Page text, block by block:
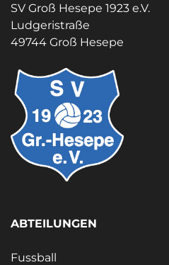
SV Groß Hesepe 1923 e.V.
Ludgeristraße
49744 Groß Hesepe
ABTEILUNGEN
Fussball